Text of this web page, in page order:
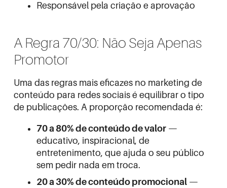
Responsável pela criação e aprovação
A Regra 70/30: Não Seja Apenas
Promotor
Uma das regras mais eficazes no marketing de
conteúdo para redes sociais é equilibrar o tipo
de publicações. A proporção recomendada é:
70 a 80% de conteúdo de valor —
educativo, inspiracional, de
entretenimento, que ajuda o seu público
sem pedir nada em troca.
20 a 30% de conteúdo promocional —